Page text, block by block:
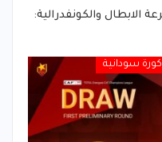
الابطال والكونفدرالية:
كورة سودانية